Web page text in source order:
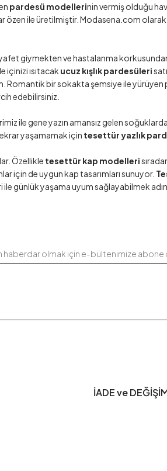
pardesü modellerinin vermiş olduğu
ile üretilmiştir. Modasena.com
giymekten ve hastalanma
içinizi ısıtacak ucuz kışlık pardesüleri
bir sokakta şemsiye ile
edebilirsiniz.
imiz ile gene yazın amansız gelen
yaşamamak için tesettür yazlık
Özellikle tesettür kap modelleri
için de uygun kap tasarımları sunuyor.
günlük yaşama uyum sağlayabilmek
haberdar olmak için e-bültenimize abone
İADE ve